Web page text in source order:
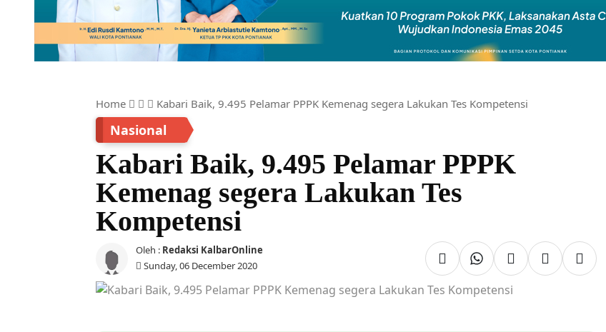
Home Kabari Baik, 9.495 Pelamar PPPK Kemenag segera Lakukan Tes Kompetensi
Nasional
Kabari Baik, 9.495 Pelamar PPPK
Kemenag segera Lakukan Tes
Kompetensi
Oleh : Redaksi KalbarOnline
Sunday, 06 December 2020